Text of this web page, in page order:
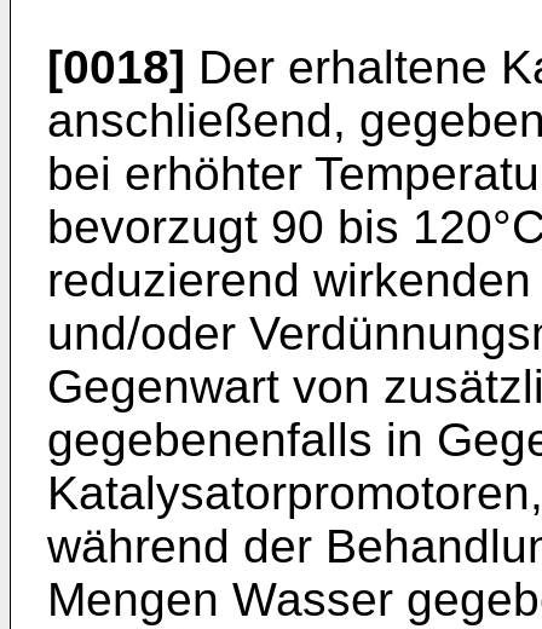
[0018] Der erhaltene
anschließend,
bei erhöhter
bevorzugt 90 bis
reduzierend
und/oder
Gegenwart von
gegebenenfalls in
während der
Mengen Wasser